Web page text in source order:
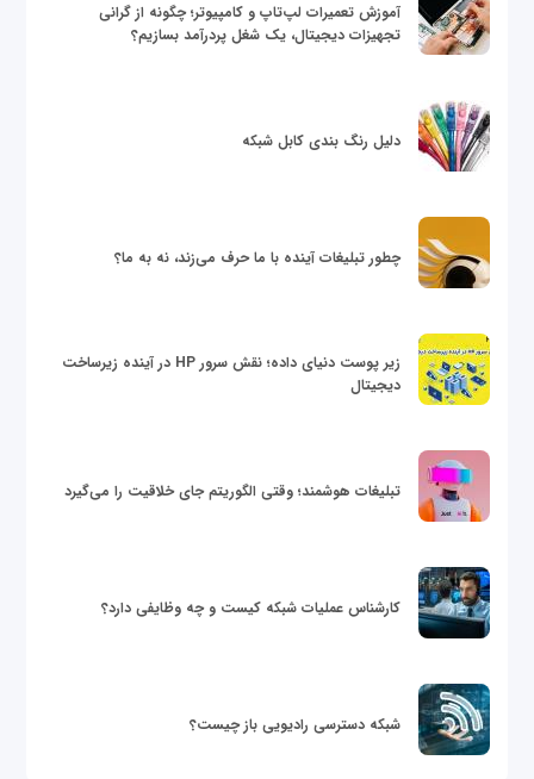
آموزش تعمیرات لپ‌تاپ و کامپیوتر؛ چگونه از گرانی
تجهیزات دیجیتال، یک شغل پردرآمد بسازیم؟
دلیل رنگ بندی کابل شبکه
چطور تبلیغات آینده با ما حرف می‌زند، نه به ما؟
زیر پوست دنیای داده؛ نقش سرور HP در آینده زیرساخت
دیجیتال
تبلیغات هوشمند؛ وقتی الگوریتم جای خلاقیت را می‌گیرد
کارشناس عملیات شبکه کیست و چه وظایفی دارد؟
شبکه دسترسی رادیویی باز چیست؟